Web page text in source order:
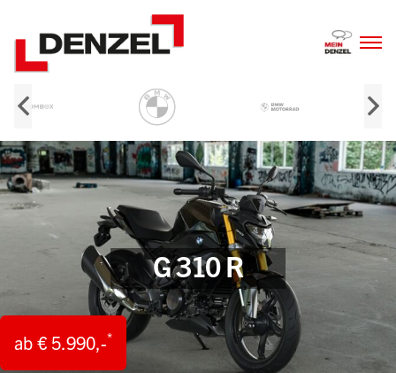
Inhalt
ab € 5.990,-*
G 310 R